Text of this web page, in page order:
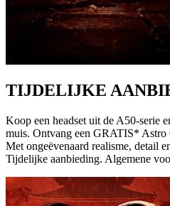
TIJDELIJKE
Koop een headset uit de A50-serie
muis. Ontvang een GRATIS* Astro
Met ongeëvenaard realisme, detail
Tijdelijke aanbieding. Algemene